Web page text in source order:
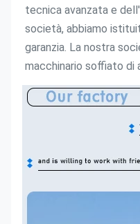
tecnica avanzata e
società, abbiamo
garanzia. La nostra
macchinario soffiato di